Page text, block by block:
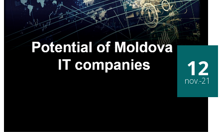
12
nov.-21